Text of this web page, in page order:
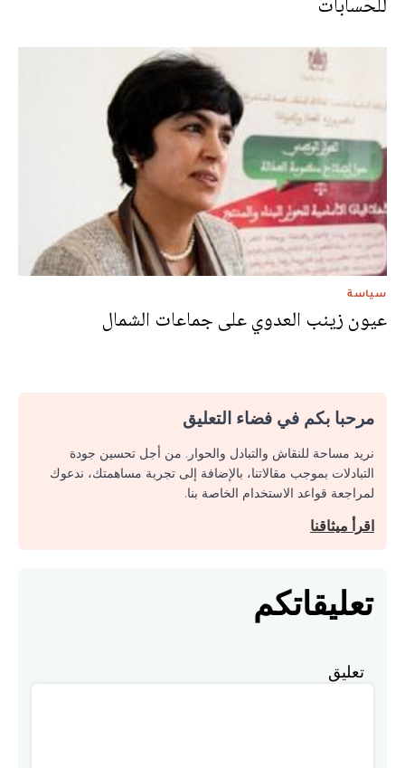
للحسابات
سياسة
عيون زينب العدوي على جماعات الشمال
مرحبا بكم في فضاء التعليق
نريد مساحة للنقاش والتبادل والحوار. من أجل تحسين جودة
التبادلات بموجب مقالاتنا، بالإضافة إلى تجربة مساهمتك، ندعوك
لمراجعة قواعد الاستخدام الخاصة بنا.
اقرأ ميثاقنا
تعليقاتكم
تعليق